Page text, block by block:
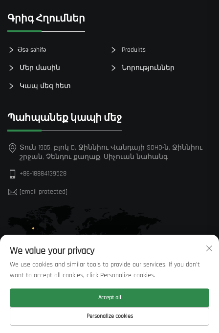
Գրիգ Հղումներ
Əsə səhifə Produkts
Մեր մասին Նորություններ
Կապ մեզ հետ
Պահպանեք կապի մեջ
Տուն 1905, բլոկ D, Ջիննիու Վանդայի SOHO-ն, Ջիննիու
շրջան, Չենդու քաղաք, Սիչուան նահանգ
+86-18884139528
[email protected]
© Բոլոր իրավունքները պաշտպանված են Sichuan Huaxi
Trading Co., LTD —Սկսածքային POLITICY
We value your privacy
We use cookies and similar tools to provide our services. If you don't
want to accept all cookies, click Personalize cookies.
Personalize cookies
Accept all